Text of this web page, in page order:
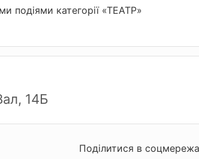
подіями категорії «ТЕАТР»
14Б
Поділитися в